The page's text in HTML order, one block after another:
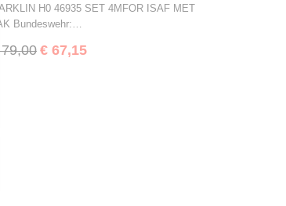
H0 46935 SET 4MFOR ISAF MET
Bundeswehr:…
79,00 € 67,15